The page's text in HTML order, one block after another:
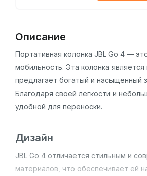
Описание
Портативная колонка JBL Go 4 —
мобильность. Эта колонка
предлагает богатый и насыщенный
Благодаря своей легкости и
удобной для переноски.
Дизайн
JBL Go 4 отличается стильным и
материалов, что обеспечивает ей